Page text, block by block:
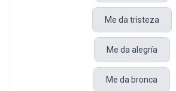
Me da tristeza
Me da alegría
Me da bronca